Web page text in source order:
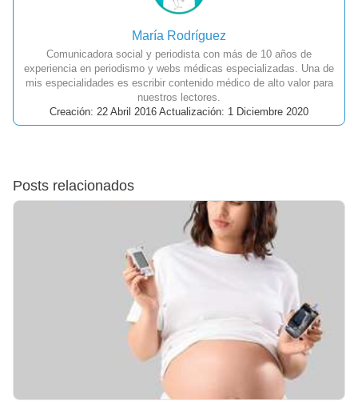
María Rodríguez
Comunicadora social y periodista con más de 10 años de
experiencia en periodismo y webs médicas especializadas. Una de
mis especialidades es escribir contenido médico de alto valor para
nuestros lectores.
Creación: 22 Abril 2016 Actualización: 1 Diciembre 2020
Posts relacionados